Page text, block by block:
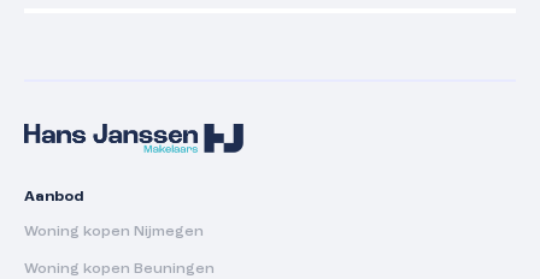
Aanbod
Woning kopen Nijmegen
Woning kopen Beuningen